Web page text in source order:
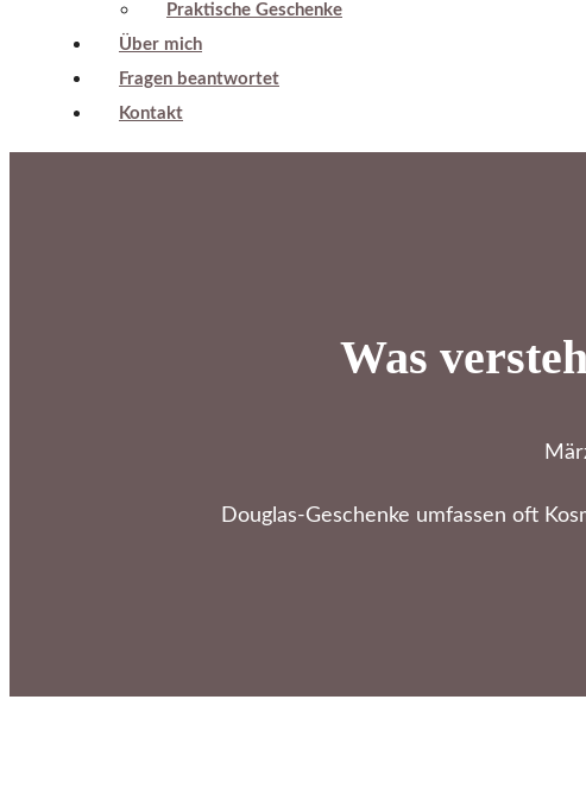
Praktische Geschenke
Über mich
Fragen beantwortet
Kontakt
Was
Douglas-Geschenke umfassen oft